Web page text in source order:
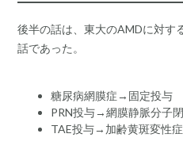
後半の話は、東大のAMDに対す
話であった。
糖尿病網膜症→固定投与
PRN投与→網膜静脈分子
TAE投与→加齢黄斑変性症